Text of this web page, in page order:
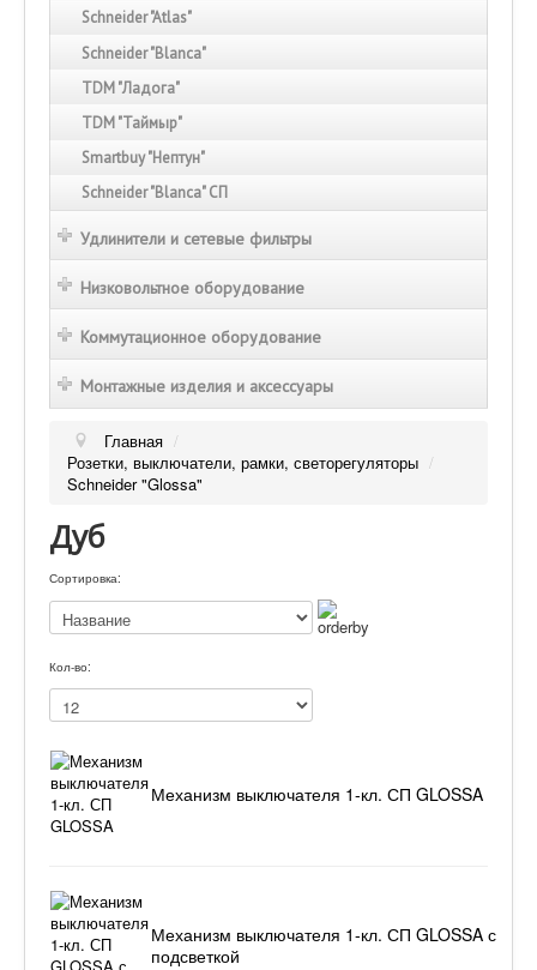
Schneider "Atlas"
Schneider "Blanca"
TDM "Ладога"
TDM "Таймыр"
Smartbuy "Нептун"
Schneider "Blanca" СП
Удлинители и сетевые фильтры
Низковольтное оборудование
Коммутационное оборудование
Монтажные изделия и аксессуары
Главная /
Розетки, выключатели, рамки, светорегуляторы /
Schneider "Glossa"
Дуб
Сортировка:
Кол-во:
Механизм выключателя 1-кл. СП GLOSSA
Механизм выключателя 1-кл. СП GLOSSA с
подсветкой